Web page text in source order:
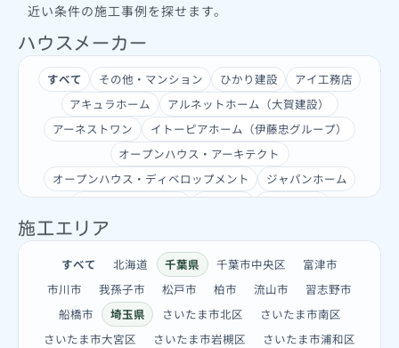
近い条件の施工事例を探せます。
ハウスメーカー
その他・マンション ひかり建設
アイ工務店
アキュラホーム
アルネットホーム（大賀建設）
アーネストワン
イトーピアホーム（伊藤忠グループ）
オープンハウス・アーキテクト
オープンハウス・ディベロップメント
ジャパンホーム
ハスカーサ（グローバルホーム）
ポラス（POLUS）
ミサワホーム
三栄建築設計
住友林業
斉藤工務店
日栄商事
すべて
施工エリア
北海道 千葉県 千葉市中央区
富津市
市川市
我孫子市 松戸市 柏市 流山市
習志野市
船橋市
埼玉県 さいたま市北区
さいたま市南区
さいたま市大宮区
さいたま市岩槻区
さいたま市浦和区
すべて